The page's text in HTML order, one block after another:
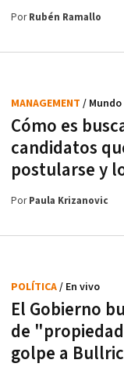
PorRubén Ramallo
Cómo es
candidatos
postularse y
MANAGEMENT /
PorPaula Krizanovic
El Gobierno
de
golpe a
POLÍTICA/ En vivo